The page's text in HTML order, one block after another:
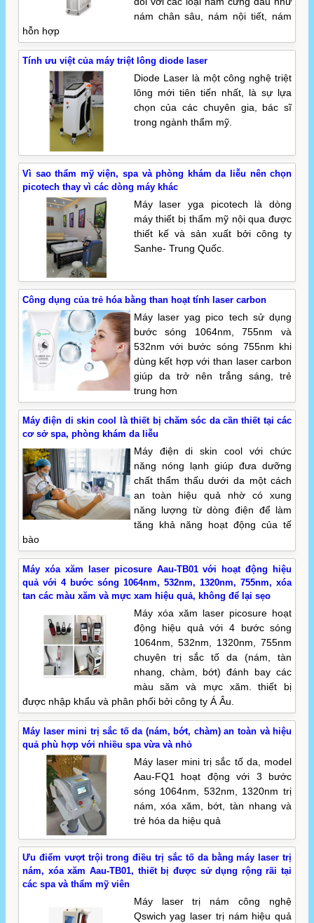
nám chân sâu, nám nội tiết, nám
hỗn hợp
Tính ưu việt của máy triệt lông diode laser
Diode Laser là một công nghệ triệt
lông mới tiên tiến nhất, là sự lựa
chọn của các chuyên gia, bác sĩ
trong ngành thẩm mỹ.
Vì sao thẩm mỹ viện, spa và phòng khám da liễu nên chọn
picotech thay vì các dòng máy khác
Máy laser yga picotech là dòng
máy thiết bị thẩm mỹ nội qua được
thiết kế và sản xuất bởi công ty
Sanhe- Trung Quốc.
Công dụng của trẻ hóa bằng than hoạt tính laser carbon
Máy laser yag pico tech sử dụng
bước sóng 1064nm, 755nm và
532nm với bước sóng 755nm khi
dùng kết hợp với than laser carbon
giúp da trở nên trắng sáng, trẻ
trung hơn
Máy điện di skin cool là thiết bị chăm sóc da cần thiết tại các
cơ sở spa, phòng khám da liễu
Máy điện di skin cool với chức
năng nóng lạnh giúp đưa dưỡng
chất thẩm thấu dưới da một cách
an toàn hiệu quả nhờ có xung
năng lượng từ dòng điện để làm
tăng khả năng hoạt động của tế
bào
Máy xóa xăm laser picosure Aau-TB01 với hoạt động hiệu
quả với 4 bước sóng 1064nm, 532nm, 1320nm, 755nm, xóa
tan các màu xăm và mực xam hiệu quả, không để lại sẹo
Máy xóa xăm laser picosure hoạt
động hiệu quả với 4 bước sóng
1064nm, 532nm, 1320nm, 755nm
chuyên trị sắc tố da (nám, tàn
nhang, chàm, bớt) đánh bay các
màu săm và mực xăm. thiết bị
được nhập khẩu và phân phối bởi công ty Á Âu.
Máy laser mini trị sắc tố da (nám, bớt, chàm) an toàn và hiệu
quả phù hợp với nhiều spa vừa và nhỏ
Máy laser mini trị sắc tố da, model
Aau-FQ1 hoạt động với 3 bước
sóng 1064nm, 532nm, 1320nm trị
nám, xóa xăm, bớt, tàn nhang và
trẻ hóa da hiệu quả
Ưu điểm vượt trội trong điều trị sắc tố da bằng máy laser trị
nám, xóa xăm Aau-TB01, thiết bị được sử dụng rộng rãi tại
các spa và thẩm mỹ viên
Máy laser trị nám công nghệ
Qswich yag laser trị nám hiệu quả